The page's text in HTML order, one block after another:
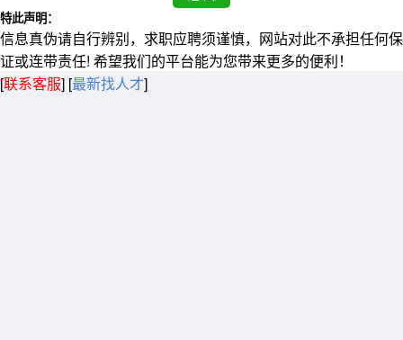
特此声明：
信息真伪请自行辨别，求职应聘须谨慎，网站对此不承担任何保
证或连带责任! 希望我们的平台能为您带来更多的便利！
[联系客服] [最新找人才]